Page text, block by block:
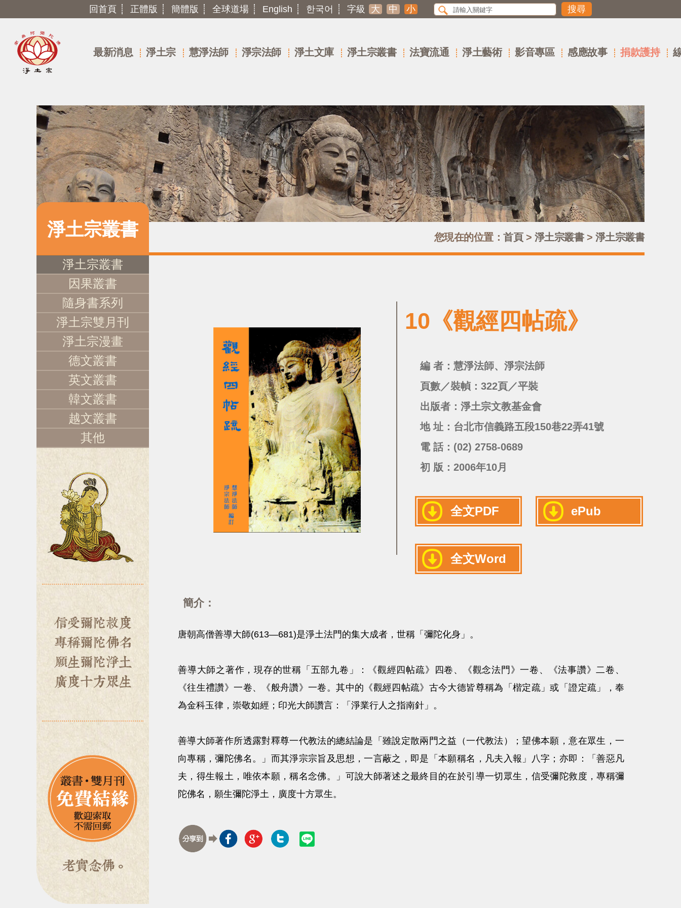
回首頁 正體版 簡體版 全球道場 English 한국어 字級 大 中 小
最新消息 淨土宗 慧淨法師 淨宗法師 淨土文庫 淨土宗叢書 法寶流通 淨土藝術 影音專區 感應故事 捐款護持
淨土宗叢書 您現在的位置： 首頁> 淨土宗叢書> 淨土宗叢書
淨土宗叢書
因果叢書
隨身書系列
淨土宗雙月刊
淨土宗漫畫
德文叢書
英文叢書
韓文叢書
越文叢書
其他
10《觀經四帖疏》
編 者：慧淨法師、淨宗法師
頁數／裝幀：322頁／平裝
出版者：淨土宗文教基金會
地 址：台北市信義路五段150巷22弄41號
電 話：(02) 2758-0689
初 版：2006年10月
全文PDF ePub
全文Word
簡介：
唐朝高僧善導大師(613—681)是淨土法門的集大成者，世稱「彌陀化身」。
善導大師之著作，現存的世稱「五部九卷」：《觀經四帖疏》四卷、《觀念法門》一卷、《法事讚》二卷、
《往生禮讚》一卷、《般舟讚》一卷。其中的《觀經四帖疏》古今大德皆尊稱為「楷定疏」或「證定疏」，奉
為金科玉律，崇敬如經；印光大師讚言：「淨業行人之指南針」。
善導大師著作所透露對釋尊一代教法的總結論是「雖說定散兩門之益（一代教法）；望佛本願，意在眾生，一
向專稱，彌陀佛名。」而其淨宗宗旨及思想，一言蔽之，即是「本願稱名，凡夫入報」八字；亦即：「善惡凡
夫，得生報土，唯依本願，稱名念佛。」可說大師著述之最終目的在於引導一切眾生，信受彌陀救度，專稱彌
陀佛名，願生彌陀淨土，廣度十方眾生。